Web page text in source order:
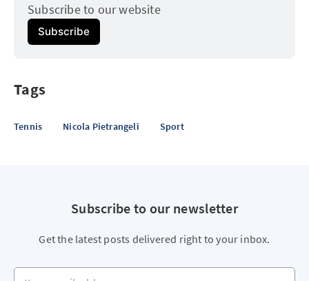
Subscribe to our website
Subscribe
Tags
Tennis Nicola Pietrangeli Sport
Subscribe to our newsletter
Get the latest posts delivered right to your inbox.
Your email address